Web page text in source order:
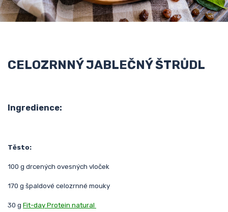
CELOZRNNÝ JABLEČNÝ ŠTRŮDL
Ingredience:
Těsto:
100 g drcených ovesných vloček
170 g špaldové celozrnné mouky
30 g Fit-day Protein natural